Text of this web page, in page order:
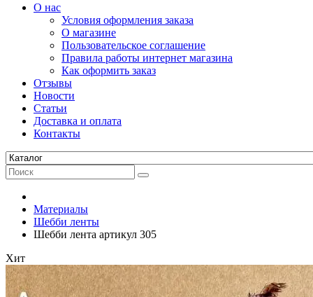
О нас
Условия оформления заказа
О магазине
Пользовательское соглашение
Правила работы интернет магазина
Как оформить заказ
Отзывы
Новости
Статьи
Доставка и оплата
Контакты
Материалы
Шебби ленты
Шебби лента артикул 305
Хит